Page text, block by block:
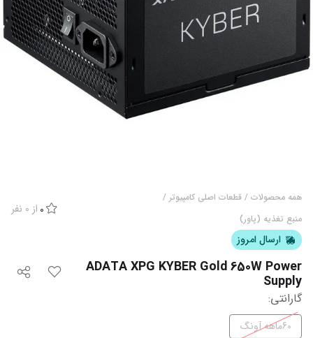
همه محصولات / قطعات اصلی کامپیوتر /
منبع تغذیه (پاور)
0 از 0 نفر
ارسال امروز
ADATA XPG KYBER Gold 650W Power
Supply
گارانتی:
60ماهه آونگ